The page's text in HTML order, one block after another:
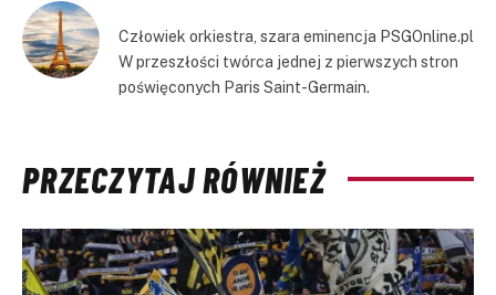
Człowiek orkiestra, szara eminencja PSGOnline.pl
W przeszłości twórca jednej z pierwszych stron
poświęconych Paris Saint-Germain.
PRZECZYTAJ RÓWNIEŻ